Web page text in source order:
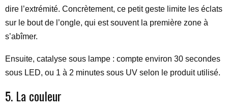
dire l’extrémité. Concrètement, ce petit geste limite les éclats
sur le bout de l’ongle, qui est souvent la première zone à
s’abîmer.
Ensuite, catalyse sous lampe : compte environ 30 secondes
sous LED, ou 1 à 2 minutes sous UV selon le produit utilisé.
5. La couleur